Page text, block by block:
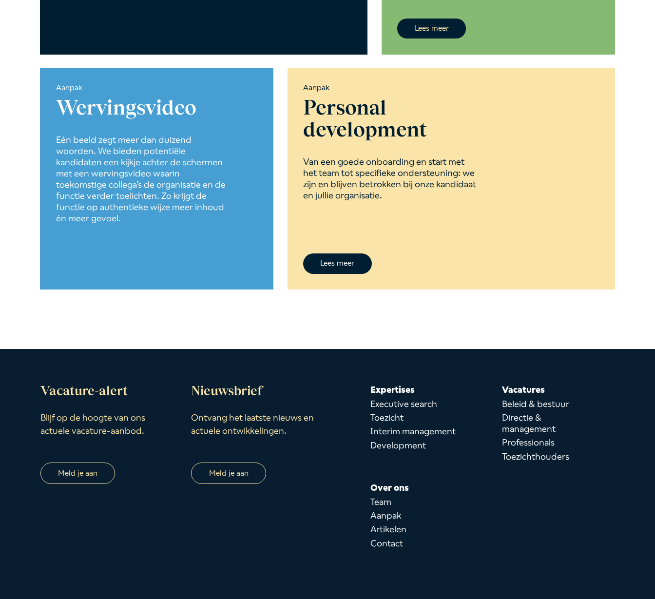
Lees meer
Aanpak
Wervingsvideo
Eén beeld zegt meer dan duizend
woorden. We bieden potentiële
kandidaten een kijkje achter de schermen
met een wervingsvideo waarin
toekomstige collega’s de organisatie en de
functie verder toelichten. Zo krijgt de
functie op authentieke wijze meer inhoud
én meer gevoel.
Aanpak
Personal
development
Van een goede onboarding en start met
het team tot specifieke ondersteuning: we
zijn en blijven betrokken bij onze kandidaat
en jullie organisatie.
Lees meer
Vacature-alert
Blijf op de hoogte van ons
actuele vacature-aanbod.
Meld je aan
Nieuwsbrief
Ontvang het laatste nieuws en
actuele ontwikkelingen.
Meld je aan
Expertises
Executive search
Toezicht
Interim management
Development
Vacatures
Beleid & bestuur
Directie &
management
Professionals
Toezichthouders
Over ons
Team
Aanpak
Artikelen
Contact